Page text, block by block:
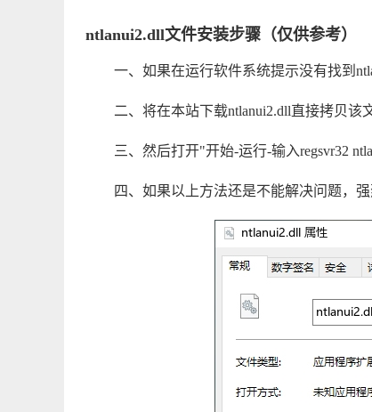
ntlanui2.dll文件安装步骤（仅供参考）
一、如果在运行软件系统提示没有找到
二、将在本站下载ntlanui2.dll直接拷贝该
三、然后打开"开始-运行-输入regsvr32
四、如果以上方法还是不能解决问题，